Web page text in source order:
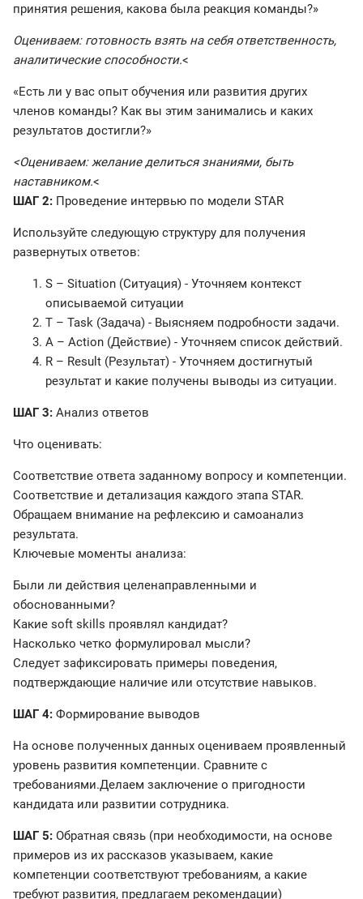
принятия решения, какова была реакция команды?»
Оцениваем: готовность взять на себя ответственность,
аналитические способности.<
«Есть ли у вас опыт обучения или развития других
членов команды? Как вы этим занимались и каких
результатов достигли?»
<Оцениваем: желание делиться знаниями, быть
наставником.<
ШАГ 2: Проведение интервью по модели STAR
Используйте следующую структуру для получения
развернутых ответов:
S – Situation (Ситуация) - Уточняем контекст
описываемой ситуации
T – Task (Задача) - Выясняем подробности задачи.
A – Action (Действие) - Уточняем список действий.
R – Result (Результат) - Уточняем достигнутый
результат и какие получены выводы из ситуации.
ШАГ 3: Анализ ответов
Что оценивать:
Соответствие ответа заданному вопросу и компетенции.
Соответствие и детализация каждого этапа STAR.
Обращаем внимание на рефлексию и самоанализ
результата.
Ключевые моменты анализа:
Были ли действия целенаправленными и
обоснованными?
Какие soft skills проявлял кандидат?
Насколько четко формулировал мысли?
Следует зафиксировать примеры поведения,
подтверждающие наличие или отсутствие навыков.
ШАГ 4: Формирование выводов
На основе полученных данных оцениваем проявленный
уровень развития компетенции. Сравните с
требованиями.Делаем заключение о пригодности
кандидата или развитии сотрудника.
ШАГ 5: Обратная связь (при необходимости, на основе
примеров из их рассказов указываем, какие
компетенции соответствуют требованиям, а какие
требуют развития, предлагаем рекомендации)